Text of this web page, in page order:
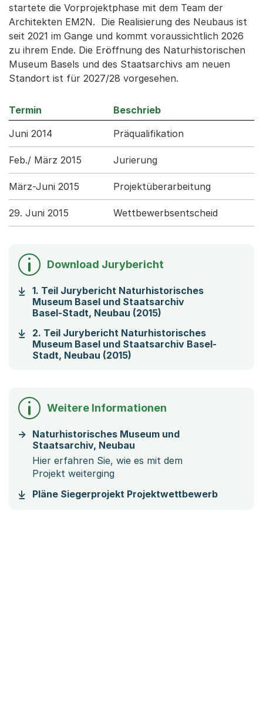
startete die Vorprojektphase mit dem Team der
Architekten EM2N. Die Realisierung des Neubaus ist
seit 2021 im Gange und kommt voraussichtlich 2026
zu ihrem Ende. Die Eröffnung des Naturhistorischen
Museum Basels und des Staatsarchivs am neuen
Standort ist für 2027/28 vorgesehen.
Termin
Beschrieb
Juni 2014
Präqualifikation
Feb./ März 2015 Jurierung
März-Juni 2015 Projektüberarbeitung
29. Juni 2015 Wettbewerbsentscheid
Download Jurybericht
1. Teil Jurybericht Naturhistorisches
Museum Basel und Staatsarchiv
Basel-Stadt, Neubau (2015)
2. Teil Jurybericht Naturhistorisches
Museum Basel und Staatsarchiv Basel-
Stadt, Neubau (2015)
Weitere Informationen
Naturhistorisches Museum und
Staatsarchiv, Neubau
Hier erfahren Sie, wie es mit dem
Projekt weiterging
Pläne Siegerprojekt Projektwettbewerb(Startet